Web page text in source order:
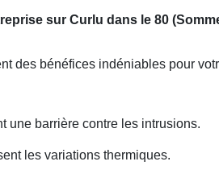
sur Curlu dans le 80
des bénéfices indéniables pour
une barrière contre les intrusions.
les variations thermiques.